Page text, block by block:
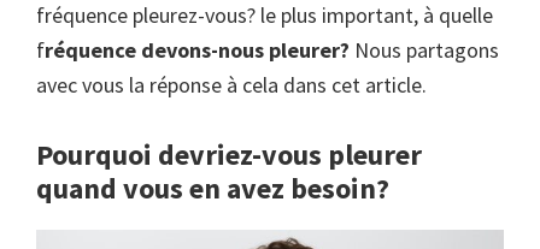
fréquence pleurez-vous? le plus important, à quelle
fréquence devons-nous pleurer? Nous partagons
avec vous la réponse à cela dans cet article.
Pourquoi devriez-vous pleurer
quand vous en avez besoin?